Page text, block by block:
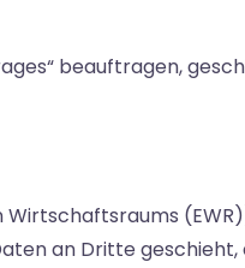
beauftragen,
Wirtschaftsraums
an Dritte geschieht,